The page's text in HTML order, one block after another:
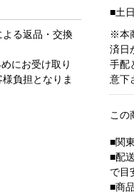
■土
※本
済日
手配
意下
この
■関
■配
で目
■商
る返品・交換
にお受け取り
負担となりま